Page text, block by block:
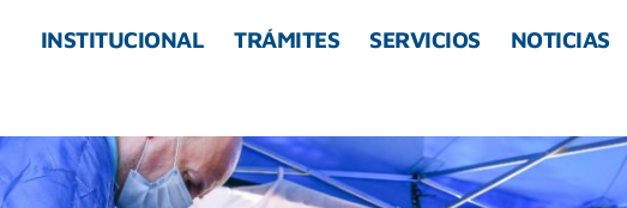
INSTITUCIONAL TRÁMITES SERVICIOS NOTICIAS